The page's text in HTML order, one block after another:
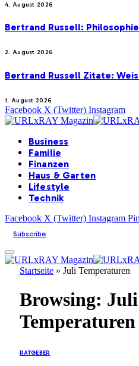
4. August 2026
Bertrand Russell:
2. August 2026
Bertrand Russell Zitate:
1. August 2026
Facebook X (Twitter) Instagram
Business
Familie
Finanzen
Haus & Garten
Lifestyle
Technik
Facebook X (Twitter) Instagram
Subscribe
Startseite » Juli Temperaturen
Browsing: Juli
Temperaturen
RATGEBER